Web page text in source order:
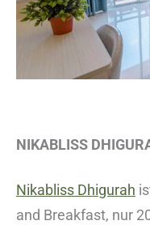
NIKABLISS
Nikabliss Dhigurah
and Breakfast, nur